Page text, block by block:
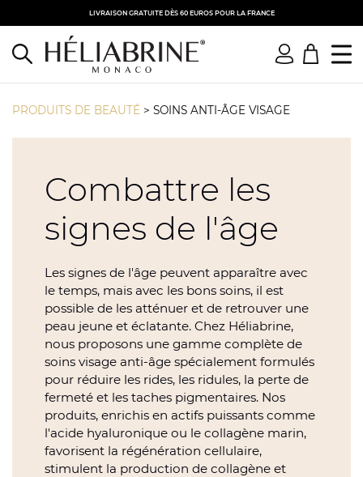
LIVRAISON GRATUITE DÈS 60 EUROS POUR LA FRANCE
PRODUITS DE BEAUTÉ > SOINS ANTI-ÂGE VISAGE
Combattre les
signes de l'âge
Les signes de l'âge peuvent apparaître avec
le temps, mais avec les bons soins, il est
possible de les atténuer et de retrouver une
peau jeune et éclatante. Chez Héliabrine,
nous proposons une gamme complète de
soins visage anti-âge spécialement formulés
pour réduire les rides, les ridules, la perte de
fermeté et les taches pigmentaires. Nos
produits, enrichis en actifs puissants comme
l'acide hyaluronique ou le collagène marin,
favorisent la régénération cellulaire,
stimulent la production de collagène et